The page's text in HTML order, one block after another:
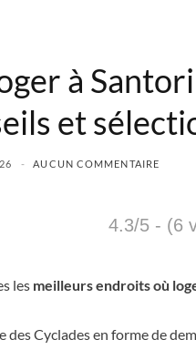
à
et
AUCUN COMMENTAIRE
4.3/5 - (6
les meilleurs endroits où
des Cyclades en forme de